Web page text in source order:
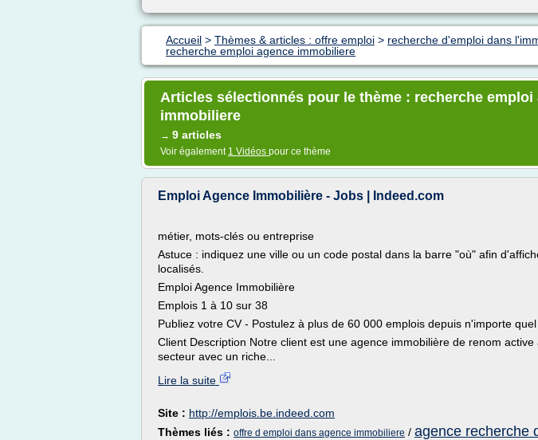
Accueil > Thèmes & articles : offre emploi > recherche d'emploi dans
recherche emploi agence immobiliere
Articles sélectionnés pour le thème : recherche emploi
immobiliere
→ 9 articles
Voir également 1 Vidéos pour ce thème
Emploi Agence Immobilière - Jobs | Indeed.com
métier, mots-clés ou entreprise
Astuce : indiquez une ville ou un code postal dans la barre "où" afin
localisés.
Emploi Agence Immobilière
Emplois 1 à 10 sur 38
Publiez votre CV - Postulez à plus de 60 000 emplois depuis n'importe
Client Description Notre client est une agence immobilière de renom active
secteur avec un riche...
Lire la suite
Site : http://emplois.be.indeed.com
Thèmes liés : offre d emploi dans agence immobiliere / agence recherche